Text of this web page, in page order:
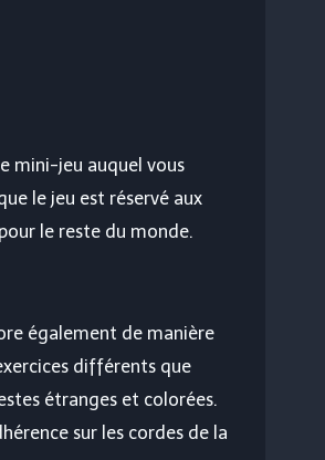
mini-jeu auquel vous
le jeu est réservé aux
le reste du monde.
également de manière
différents que
étranges et colorées.
sur les cordes de la